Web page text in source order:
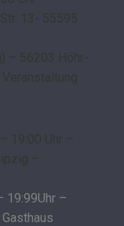
19:99Uhr –